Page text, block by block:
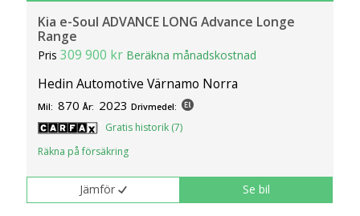
Kia e-Soul ADVANCE LONG Advance Longe
Range
Pris309 900 kr Beräkna månadskostnad
Hedin Automotive Värnamo Norra
Mil: 870 År: 2023 Drivmedel:
Gratis historik (7)
Räkna på försäkring
Jämför Se bil